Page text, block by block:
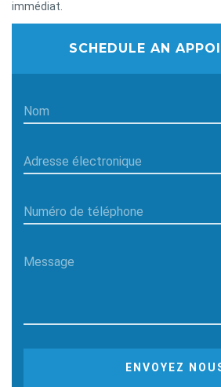
immédiat.
SCHEDULE AN
Nom
Adresse électronique
Numéro de téléphone
Message
ENVOYEZ